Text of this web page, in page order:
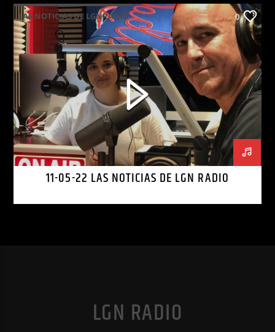
LAS NOTICIAS DE LGNRADIO 0
11-05-22 LAS NOTICIAS DE LGN RADIO
LGN RADIO